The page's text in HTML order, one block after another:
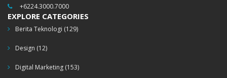
+6224.3000.7000
EXPLORE CATEGORIES
Berita Teknologi (129)
Design (12)
Digital Marketing (153)